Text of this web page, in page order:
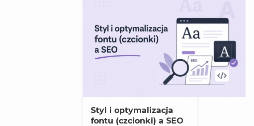
Styl i optymalizacja
fontu (czcionki) a SEO